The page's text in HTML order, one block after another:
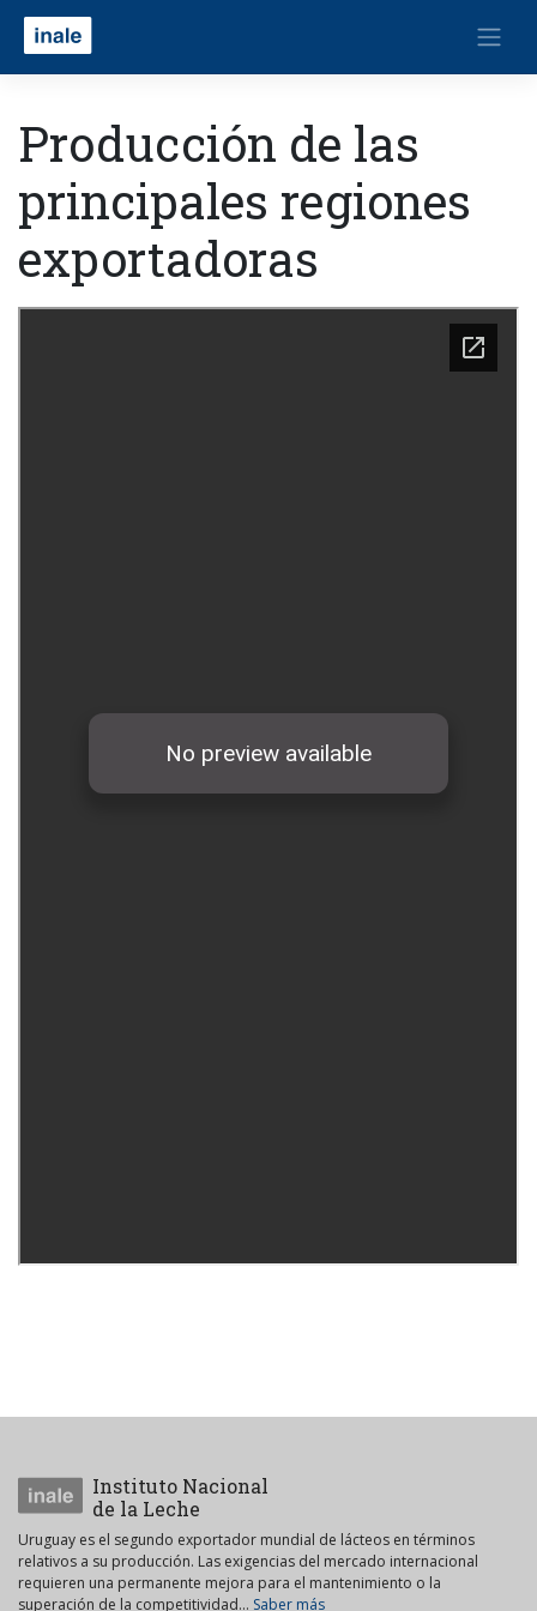
Producción de las
principales regiones
exportadoras
Instituto Nacional
de la Leche
Uruguay es el segundo exportador mundial de lácteos en términos
relativos a su producción. Las exigencias del mercado internacional
requieren una permanente mejora para el mantenimiento o la
superación de la competitividad... Saber más